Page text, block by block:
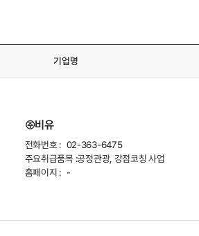
기업명
㈜비유
전화번호 : 02-363-6475
주요취급품목 :공정관광, 강점코칭 사업
홈페이지 : -